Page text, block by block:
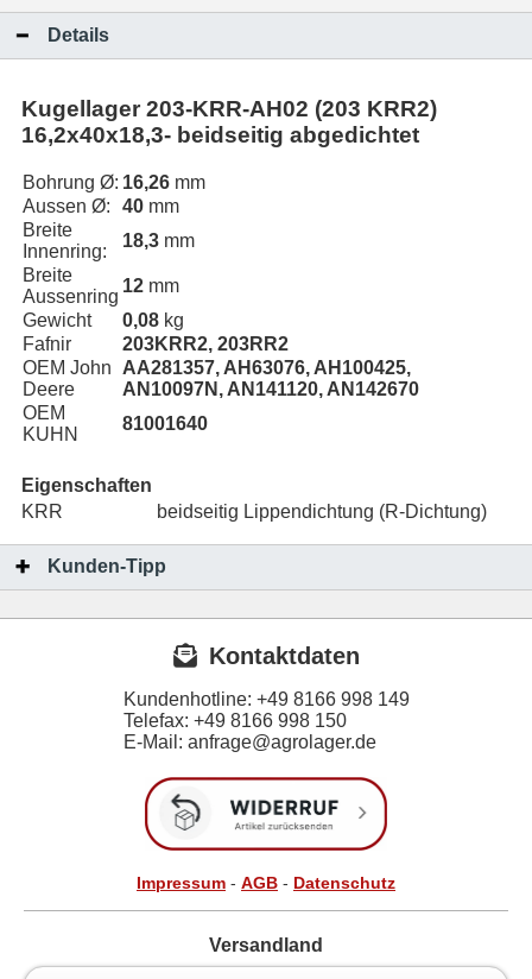
Details
Kugellager 203-KRR-AH02 (203 KRR2)
16,2x40x18,3- beidseitig abgedichtet
Bohrung Ø: 16,26 mm
Aussen Ø:
40 mm
Breite
Innenring:
18,3 mm
Breite
Aussenring
12 mm
Gewicht
0,08 kg
Fafnir
203KRR2, 203RR2
OEM John
Deere
AA281357, AH63076, AH100425,
AN10097N, AN141120, AN142670
OEM
KUHN
81001640
Eigenschaften
KRR
beidseitig Lippendichtung (R-Dichtung)
Kunden-Tipp
Kontaktdaten
Kundenhotline: +49 8166 998 149
Telefax: +49 8166 998 150
E-Mail: anfrage@agrolager.de
Impressum - AGB - Datenschutz
Versandland